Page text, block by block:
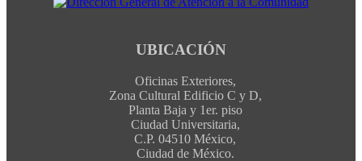
UBICACIÓN
Oficinas Exteriores,
Zona Cultural Edificio C y D,
Planta Baja y 1er. piso
Ciudad Universitaria,
C.P. 04510 México,
Ciudad de México.